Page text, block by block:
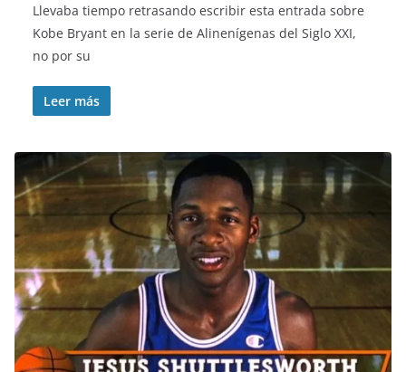
Llevaba tiempo retrasando escribir esta entrada sobre
Kobe Bryant en la serie de Alinenígenas del Siglo XXI,
no por su
Leer más